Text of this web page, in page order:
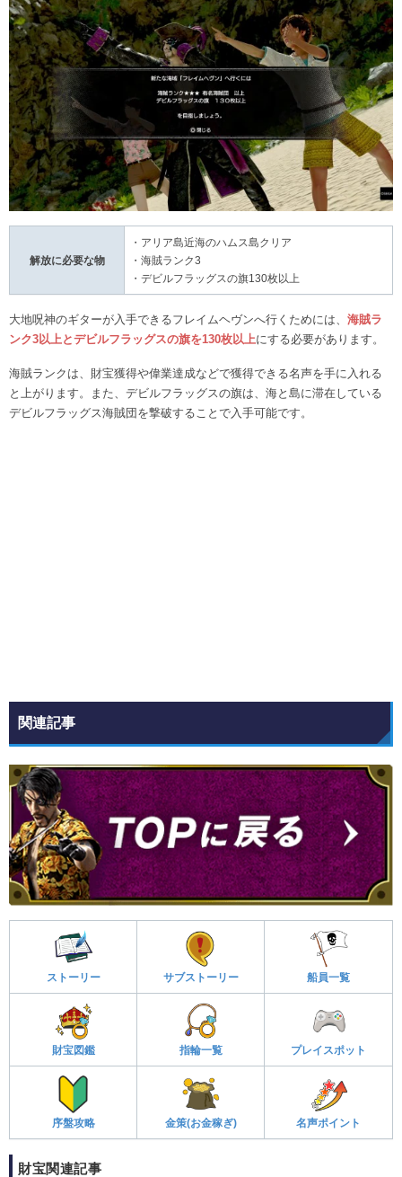
解放に必要な物
・アリア島近海のハムス島クリア
・海賊ランク3
・デビルフラッグスの旗130枚以上
大地呪神のギターが入手できるフレイムヘヴンへ行くためには、 海賊ラ
ンク3以上とデビルフラッグスの旗を130枚以上にする必要があります。
海賊ランクは、財宝獲得や偉業達成などで獲得できる名声を手に入れる
と上がります。また、デビルフラッグスの旗は、海と島に滞在している
デビルフラッグス海賊団を撃破することで入手可能です。
関連記事
ストーリー サブストーリー 船員一覧
財宝図鑑 指輪一覧 プレイスポット
序盤攻略 金策(お金稼ぎ) 名声ポイント
財宝関連記事